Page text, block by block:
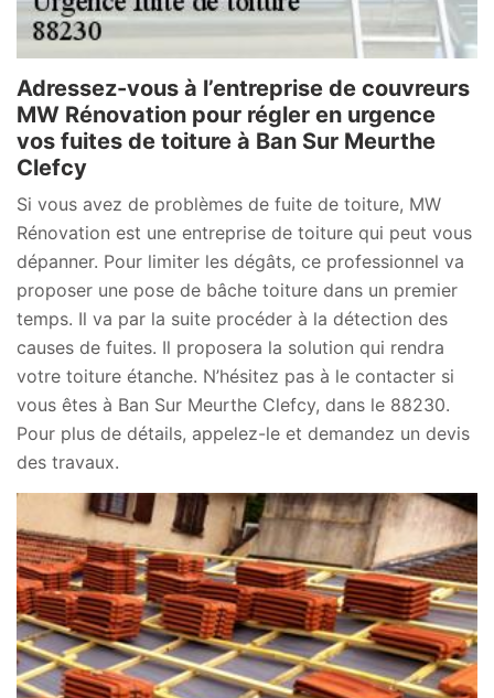
Adressez-vous à l’entreprise de couvreurs
MW Rénovation pour régler en urgence
vos fuites de toiture à Ban Sur Meurthe
Clefcy
Si vous avez de problèmes de fuite de toiture, MW
Rénovation est une entreprise de toiture qui peut vous
dépanner. Pour limiter les dégâts, ce professionnel va
proposer une pose de bâche toiture dans un premier
temps. Il va par la suite procéder à la détection des
causes de fuites. Il proposera la solution qui rendra
votre toiture étanche. N’hésitez pas à le contacter si
vous êtes à Ban Sur Meurthe Clefcy, dans le 88230.
Pour plus de détails, appelez-le et demandez un devis
des travaux.